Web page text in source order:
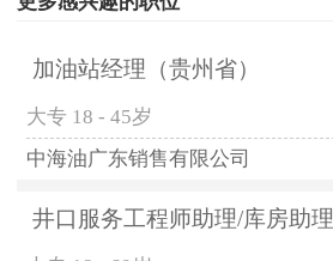
加油站经理（贵州省）
大专 18 - 45岁
中海油广东销售有限公司
井口服务工程师助理/库房助理